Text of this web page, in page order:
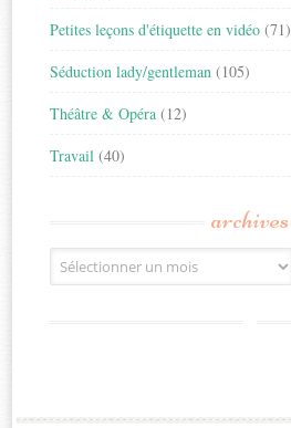
Petites leçons d'étiquette en vidéo (71)
Séduction lady/gentleman (105)
Théâtre & Opéra (12)
Travail (40)
archives
Archives